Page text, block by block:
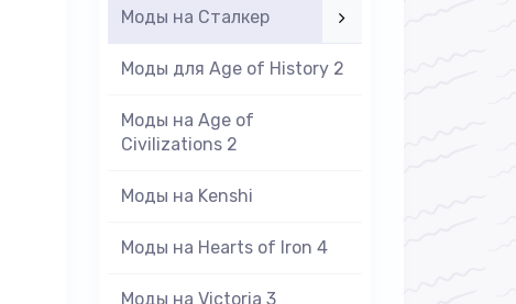
Моды на Cталкер
Моды для Age of History 2
Моды на Age of
Civilizations 2
Моды на Kenshi
Моды на Hearts of Iron 4
Моды на Victoria 3